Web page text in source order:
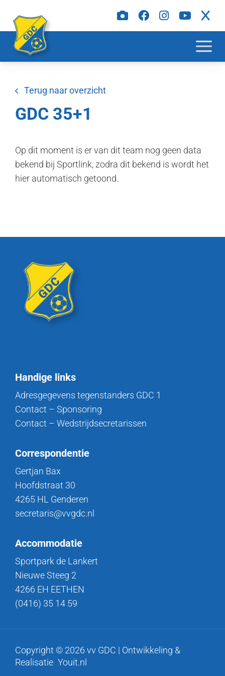
Terug naar overzicht
GDC 35+1
Op dit moment is er van dit team nog geen data
bekend bij Sportlink, zodra dit bekend is wordt het
hier automatisch getoond.
Handige links
Adresgegevens tegenstanders GDC 1
Contact – Sponsoring
Contact – Wedstrijdsecretarissen
Correspondentie
Gertjan Bax
Hoofdstraat 30
4265 HL Genderen
secretaris@vvgdc.nl
Accommodatie
Sportpark de Lankert
Nieuwe Steeg 2
4266 EH EETHEN
(0416) 35 14 59
Copyright © 2026 vv GDC | Ontwikkeling &
Realisatie Youit.nl